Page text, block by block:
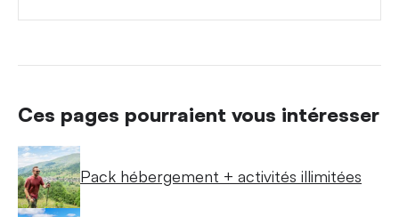
Ces pages pourraient vous intéresser
Pack hébergement + activités illimitées